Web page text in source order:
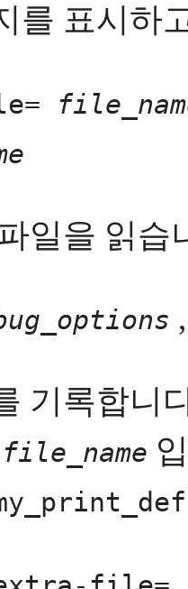
를 표시하
일을 읽습
기록합니
file_name